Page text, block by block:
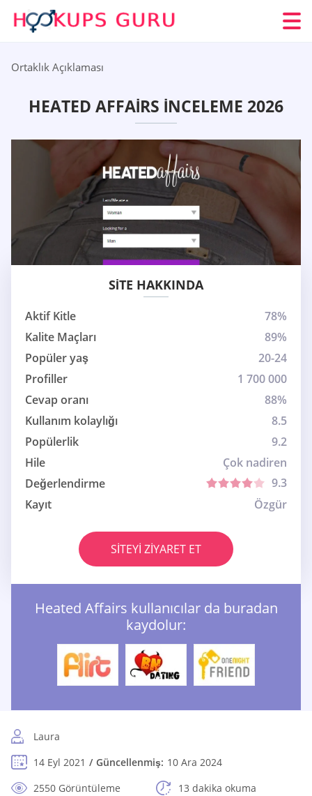
Ortaklık Açıklaması
HEATED AFFAIRS İNCELEME 2026
SITE HAKKINDA
Aktif Kitle
78%
Kalite Maçları
89%
Popüler yaş
20-24
Profiller
1 700 000
Cevap oranı
88%
Kullanım kolaylığı
8.5
Popülerlik
9.2
Hile
Çok nadiren
Değerlendirme
9.3
Kayıt
Özgür
SITEYI ZIYARET ET
Heated Affairs kullanıcılar da buradan
kaydolur:
Laura
14 Eyl 2021
Güncellenmiş: 10 Ara 2024
2550 Görüntüleme
13 dakika okuma